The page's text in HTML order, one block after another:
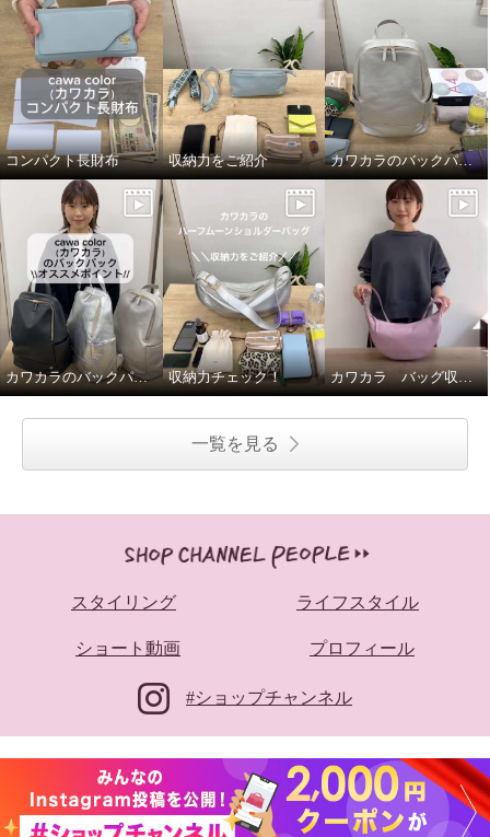
コンパクト長財布 収納力をご紹介 カワカラのバックパックの収納力をご紹介！
カワカラのバックパックのオススメポイントをご紹介 収納力チェック！ カワカラ バッグ収納力ご紹介！
一覧を見る
スタイリング ライフスタイル
ショート動画 プロフィール
#ショップチャンネル